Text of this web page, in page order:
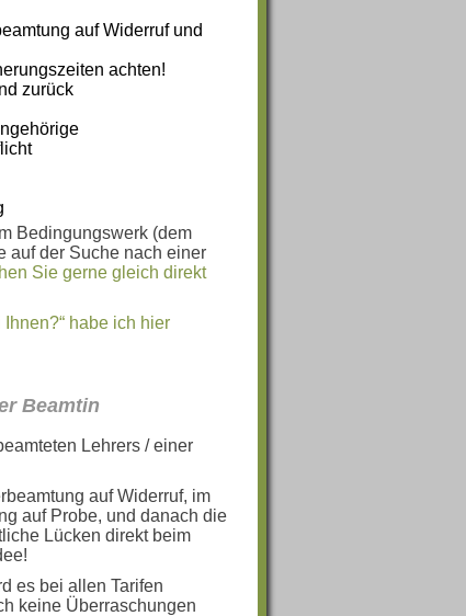
auf Widerruf und
achten!
zurück
Bedingungswerk (dem
auf der Suche nach einer
Sie gerne gleich direkt
habe ich hier
Beamtin
Lehrers / einer
auf Widerruf, im
auf Probe, und danach die
Lücken direkt beim
es bei allen Tarifen
keine Überraschungen